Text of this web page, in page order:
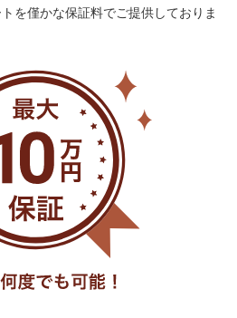
を僅かな保証料でご提供しておりま